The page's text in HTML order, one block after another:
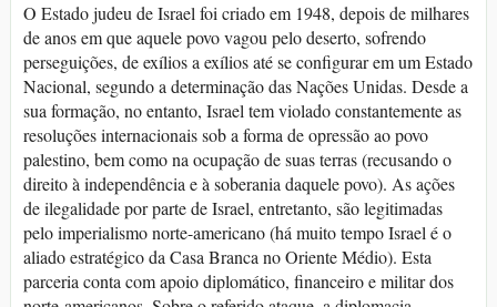
O Estado judeu de Israel foi criado em 1948, depois de milhares
de anos em que aquele povo vagou pelo deserto, sofrendo
perseguições, de exílios a exílios até se configurar em um Estado
Nacional, segundo a determinação das Nações Unidas. Desde a
sua formação, no entanto, Israel tem violado constantemente as
resoluções internacionais sob a forma de opressão ao povo
palestino, bem como na ocupação de suas terras (recusando o
direito à independência e à soberania daquele povo). As ações
de ilegalidade por parte de Israel, entretanto, são legitimadas
pelo imperialismo norte-americano (há muito tempo Israel é o
aliado estratégico da Casa Branca no Oriente Médio). Esta
parceria conta com apoio diplomático, financeiro e militar dos